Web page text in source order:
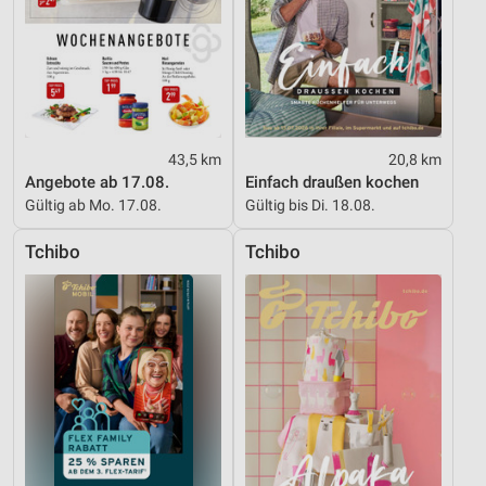
43,5 km
Angebote ab 17.08.
Gültig ab Mo. 17.08.
20,8 km
Einfach draußen kochen
Gültig bis Di. 18.08.
Tchibo Tchibo
Nicht-IAB-Verarbeitungszwecke:
Notwendig
Performance
Werbung